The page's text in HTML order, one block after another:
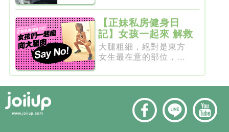
【正妹私房健身日
記】女孩一起來 解救
粗大腿
大腿粗細，絕對是東方
女生最在意的部位，彷